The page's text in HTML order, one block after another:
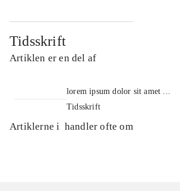
Tidsskrift
Artiklen er en del af
lorem ipsum dolor sit amet ...
Tidsskrift
Artiklerne i handler ofte om